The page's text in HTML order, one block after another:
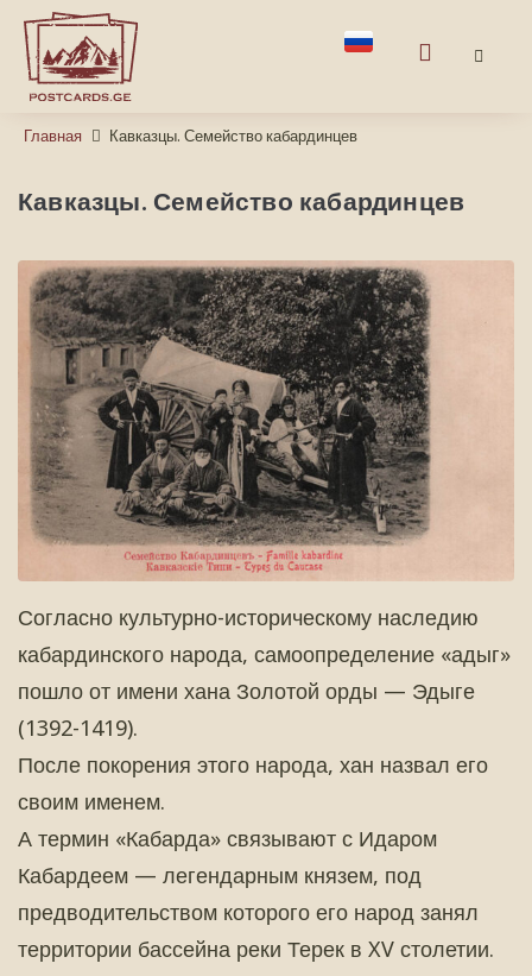
Главная Кавказцы. Семейство кабардинцев
Кавказцы. Семейство кабардинцев
Согласно культурно-историческому наследию
кабардинского народа, самоопределение «адыг»
пошло от имени хана Золотой орды — Эдыге
(1392-1419).
После покорения этого народа, хан назвал его
своим именем.
А термин «Кабарда» связывают с Идаром
Кабардеем — легендарным князем, под
предводительством которого его народ занял
территории бассейна реки Терек в XV столетии.